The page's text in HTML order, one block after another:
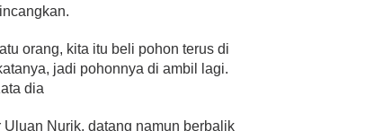
orang, kita itu beli pohon terus di
jadi pohonnya di ambil lagi.
dia
Nurik, datang namun berbalik